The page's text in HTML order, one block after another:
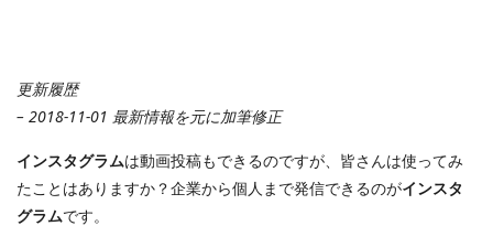
更新履歴
– 2018-11-01 最新情報を元に加筆修正
インスタグラムは動画投稿もできるのですが、皆さんは使ってみ
たことはありますか？企業から個人まで発信できるのがインスタ
グラムです。